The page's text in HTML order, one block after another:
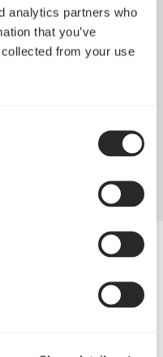
analytics partners who
that you’ve
from your use